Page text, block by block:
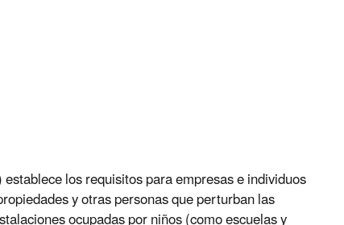
los requisitos para empresas e individuos
y otras personas que perturban las